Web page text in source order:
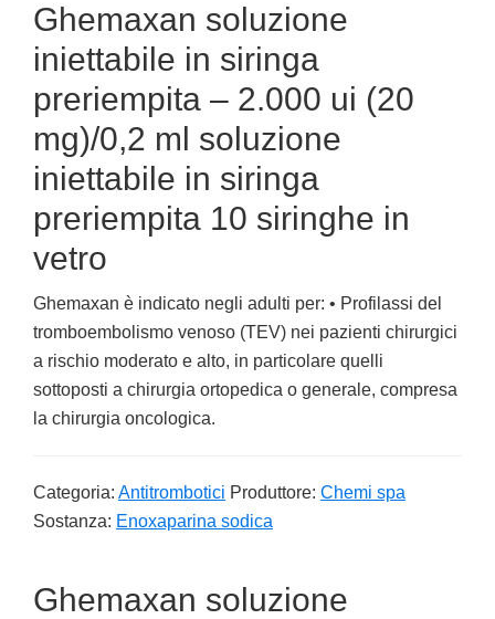
Ghemaxan soluzione
iniettabile in siringa
preriempita – 2.000 ui (20
mg)/0,2 ml soluzione
iniettabile in siringa
preriempita 10 siringhe in
vetro
Ghemaxan è indicato negli adulti per: • Profilassi del
tromboembolismo venoso (TEV) nei pazienti chirurgici
a rischio moderato e alto, in particolare quelli
sottoposti a chirurgia ortopedica o generale, compresa
la chirurgia oncologica.
Categoria: Antitrombotici Produttore: Chemi spa
Sostanza: Enoxaparina sodica
Ghemaxan soluzione